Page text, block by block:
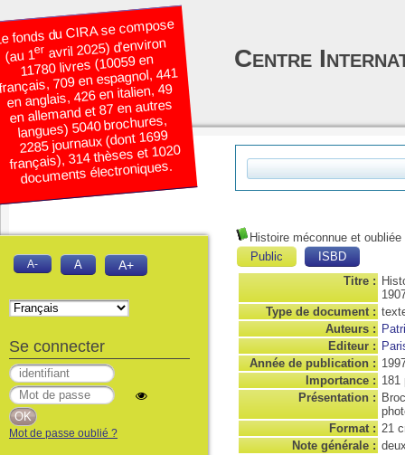
Histoire méconnue et
Public
ISBD
Titre :
Type de document :
Auteurs :
Editeur :
Année de publication :
Importance : 181
Présentation :
Format : 21
Note générale :
fonds du CIRA se compose
(au 1eravril 2025) d’environ
11780 livres (10059 en
709 en espagnol, 441
en anglais, 426 en italien, 49
en allemand et 87 en autres
langues) 5040 brochures,
2285 journaux (dont 1699
français), 314 thèses et 1020
documents électroniques.
Centre
A- A A+
Se connecter
Mot de passe oublié ?